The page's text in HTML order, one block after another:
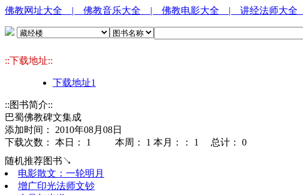
佛教网址大全 | 佛教音乐大全 | 佛教电影大全 | 讲经法师大全
::下载地址::
下载地址1
::图书简介::
巴蜀佛教碑文集成
添加时间： 2010年08月08日
下载次数： 本日： 1 本周： 1 本月：： 1 总计： 0
随机推荐图书↘
电影散文：一轮明月
增广印光法师文钞